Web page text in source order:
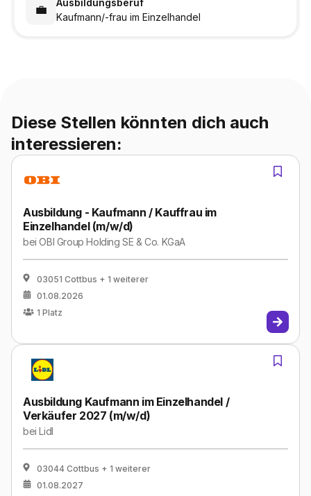
💼
Ausbildungsberuf
Kaufmann/-frau im Einzelhandel
Diese Stellen könnten dich auch
interessieren:
Ausbildung - Kaufmann / Kauffrau im
Einzelhandel (m/w/d)
beiOBI Group Holding SE & Co. KGaA
03051 Cottbus + 1 weiterer
01.08.2026
1 Platz
Ausbildung Kaufmann im Einzelhandel /
Verkäufer 2027 (m/w/d)
beiLidl
03044 Cottbus + 1 weiterer
01.08.2027